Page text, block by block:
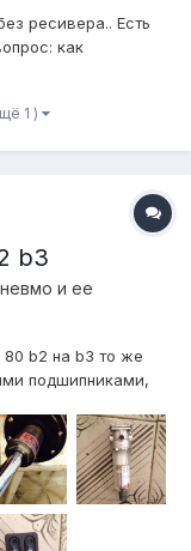
ресивера.. Есть
как
бы компрессор.
1 )
b3
и ее
b2 на b3 то же
подшипниками,
р20, трубка